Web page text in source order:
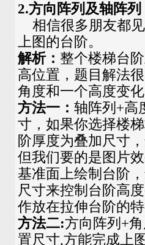
2.方向阵列及轴阵列
相信很多朋友都
上图的台阶。
解析： 整个楼梯台
高位置，题目解法
角度和一个高度变化
方法一： 轴阵列+高
寸，如果你选择楼
阶厚度为叠加尺寸
但我们要的是图片
基准面上绘制台阶
尺寸来控制台阶高
作放在拉伸台阶的特
方法二:方向阵列+
置尺寸,方能完成上